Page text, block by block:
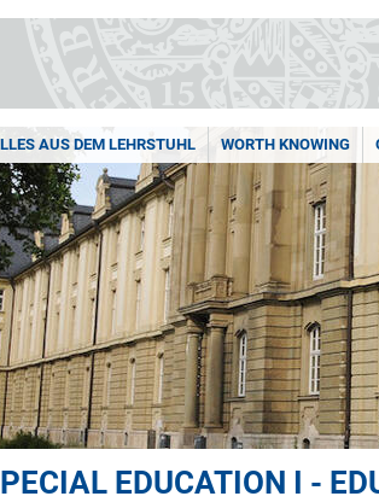
AUS DEM LEHRSTUHL WORTH KNOWING
EDUCATION I -